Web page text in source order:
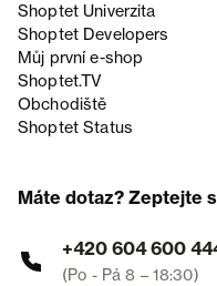
Shoptet Univerzita
Shoptet Developers
Můj první e-shop
Shoptet.TV
Obchodiště
Shoptet Status
Máte dotaz? Zeptejte
+420 604 600
(Po - Pá 8 – 18:30)